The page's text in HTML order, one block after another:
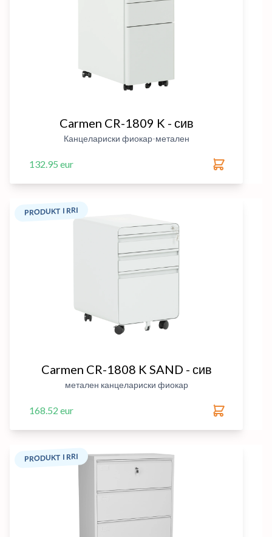
Carmen CR-1809 K - сив
Канцелариски фиокар-метален
132.95 eur
PRODUKT I RRI
Carmen CR-1808 K SAND - сив
метален канцелариски фиокар
168.52 eur
PRODUKT I RRI